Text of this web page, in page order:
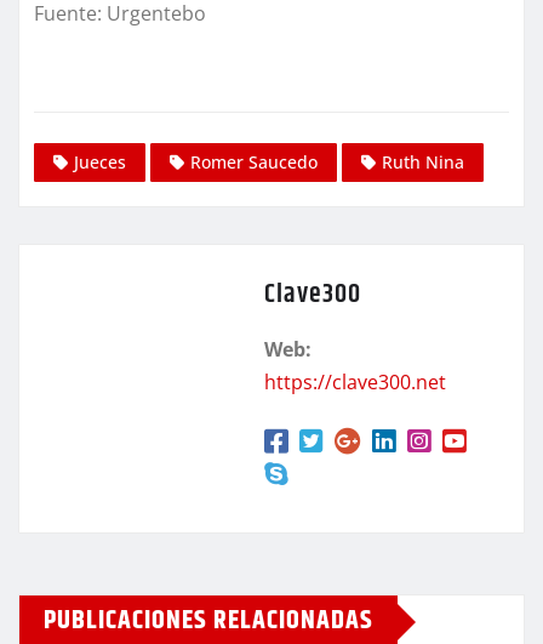
Fuente: Urgentebo
Jueces Romer Saucedo Ruth Nina
Clave300
Web:
https://clave300.net
PUBLICACIONES RELACIONADAS